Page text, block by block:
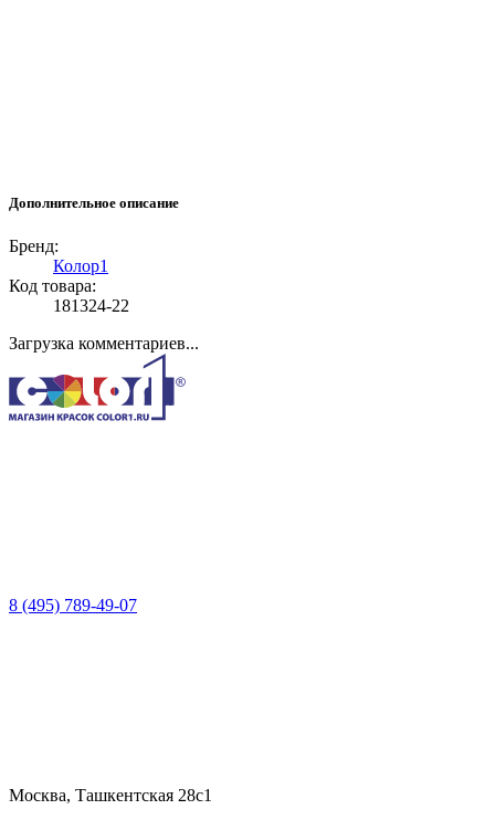
Дополнительное описание
Бренд:
Колор1
Код товара:
181324-22
Загрузка комментариев...
8 (495) 789-49-07
Москва, Ташкентская 28с1